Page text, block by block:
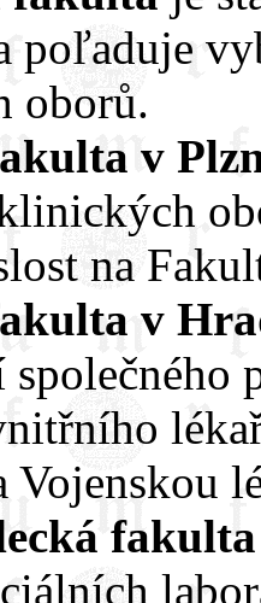
poľaduje
oborů.
v
na
v
Vojenskou
fakulta